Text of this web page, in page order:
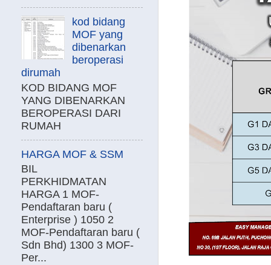
kod bidang
MOF yang
dibenarkan
beroperasi
dirumah
KOD BIDANG MOF
YANG DIBENARKAN
BEROPERASI DARI
RUMAH
HARGA MOF & SSM
BIL
PERKHIDMATAN
HARGA 1 MOF-
Pendaftaran baru (
Enterprise ) 1050 2
MOF-Pendaftaran baru (
Sdn Bhd) 1300 3 MOF-
Per...